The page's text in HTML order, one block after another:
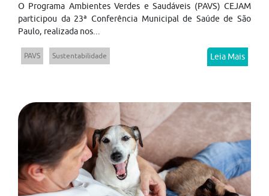
O Programa Ambientes Verdes e Saudáveis (PAVS) CEJAM
participou da 23ª Conferência Municipal de Saúde de São
Paulo, realizada nos...
PAVS Sustentabilidade Leia Mais